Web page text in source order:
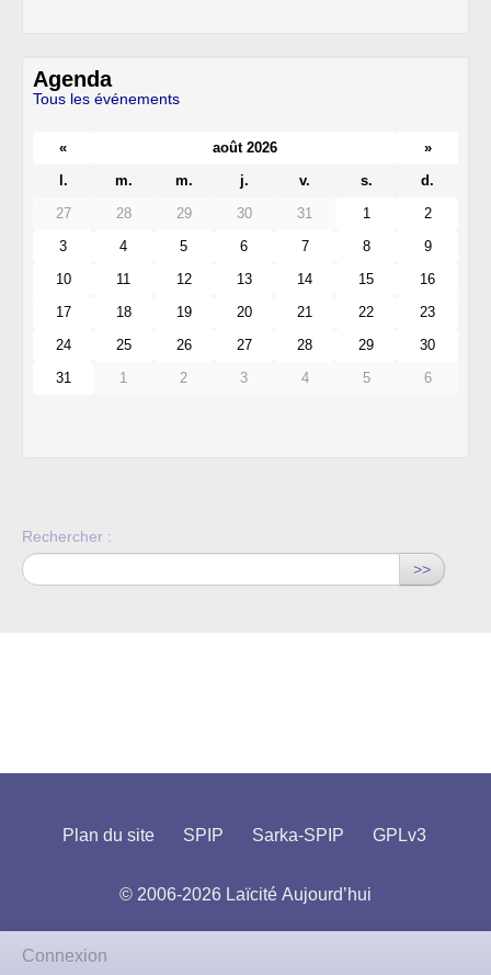
Agenda
Tous les événements
« août 2026
»
l.
m. m. j. v. s.
d.
27
28 29 30 31 1
2
3
4 5 6 7 8
9
10
11 12 13 14 15
16
17
18 19 20 21 22
23
24
25 26 27 28 29
30
31
1 2 3 4 5 6
Rechercher :
>>
Plan du site SPIP Sarka-SPIP GPLv3
© 2006-2026 Laïcité Aujourd’hui
Connexion